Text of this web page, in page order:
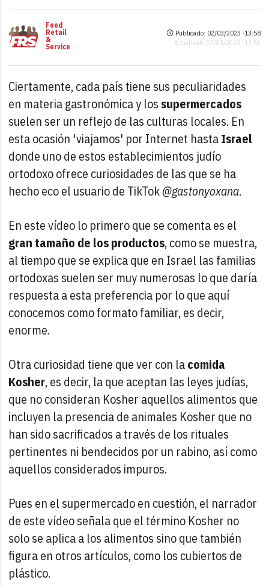
Food
Retail
&
Service
Publicado: 02/03/2023 ·13:58
Actualizado: 02/03/2023 · 13:58
Ciertamente, cada país tiene sus peculiaridades
en materia gastronómica y los supermercados
suelen ser un reflejo de las culturas locales. En
esta ocasión 'viajamos' por Internet hastaIsrael
donde uno de estos establecimientos judío
ortodoxo ofrece curiosidades de las que se ha
hecho eco el usuario de TikTok@gastonyoxana.
En este vídeo lo primero que se comenta es el
gran tamaño de los productos, como se muestra,
al tiempo que se explica que en Israel las familias
ortodoxas suelen ser muy numerosas lo que daría
respuesta a esta preferencia por lo que aquí
conocemos como formato familiar, es decir,
enorme.
Otra curiosidad tiene que ver con lacomida
Kosher, es decir, la que aceptan las leyes judías,
que no consideran Kosher aquellos alimentos que
incluyen la presencia de animales Kosher que no
han sido sacrificados a través de los rituales
pertinentes ni bendecidos por un rabino, así como
aquellos considerados impuros.
Pues en el supermercado en cuestión, el narrador
de este vídeo señala que el término Kosher no
solo se aplica a los alimentos sino que también
figura en otros artículos, como los cubiertos de
plástico.